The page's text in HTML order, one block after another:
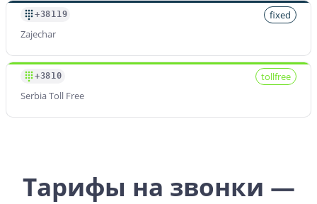
+38119
fixed
Zajechar
+3810
tollfree
Serbia Toll Free
Тарифы на звонки —